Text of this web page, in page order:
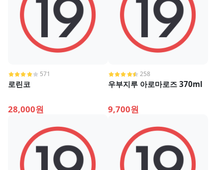
571
로린코
28,000원
258
우부지루 아로마로즈 370ml
9,700원